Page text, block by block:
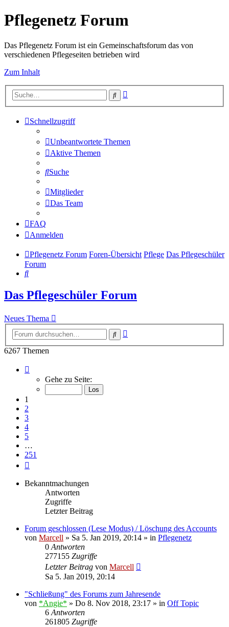
Pflegenetz Forum
Das Pflegenetz Forum ist ein Gemeinschaftsforum das von
verschiedenen Pflegeseiten betrieben wird
Zum Inhalt
Suche
Schnellzugriff
Unbeantwortete Themen
Aktive Themen
Suche
Mitglieder
Das Team
FAQ
Anmelden
Pflegenetz Forum Foren-Übersicht Pflege Das Pflegeschüler
Forum
Suche
Das Pflegeschüler Forum
Neues Thema
Suche
6267 Themen
von
Gehe zu Seite:
1
2
3
4
5
…
251
Bekanntmachungen
Antworten
Zugriffe
Letzter Beitrag
Forum geschlossen (Lese Modus) / Löschung des Accounts
von Marcell » Sa 5. Jan 2019, 20:14 » in Pflegenetz
0 Antworten
277155 Zugriffe
Letzter Beitrag von Marcell
Sa 5. Jan 2019, 20:14
"Schließung" des Forums zum Jahresende
von *Angie* » Do 8. Nov 2018, 23:17 » in Off Topic
6 Antworten
261805 Zugriffe